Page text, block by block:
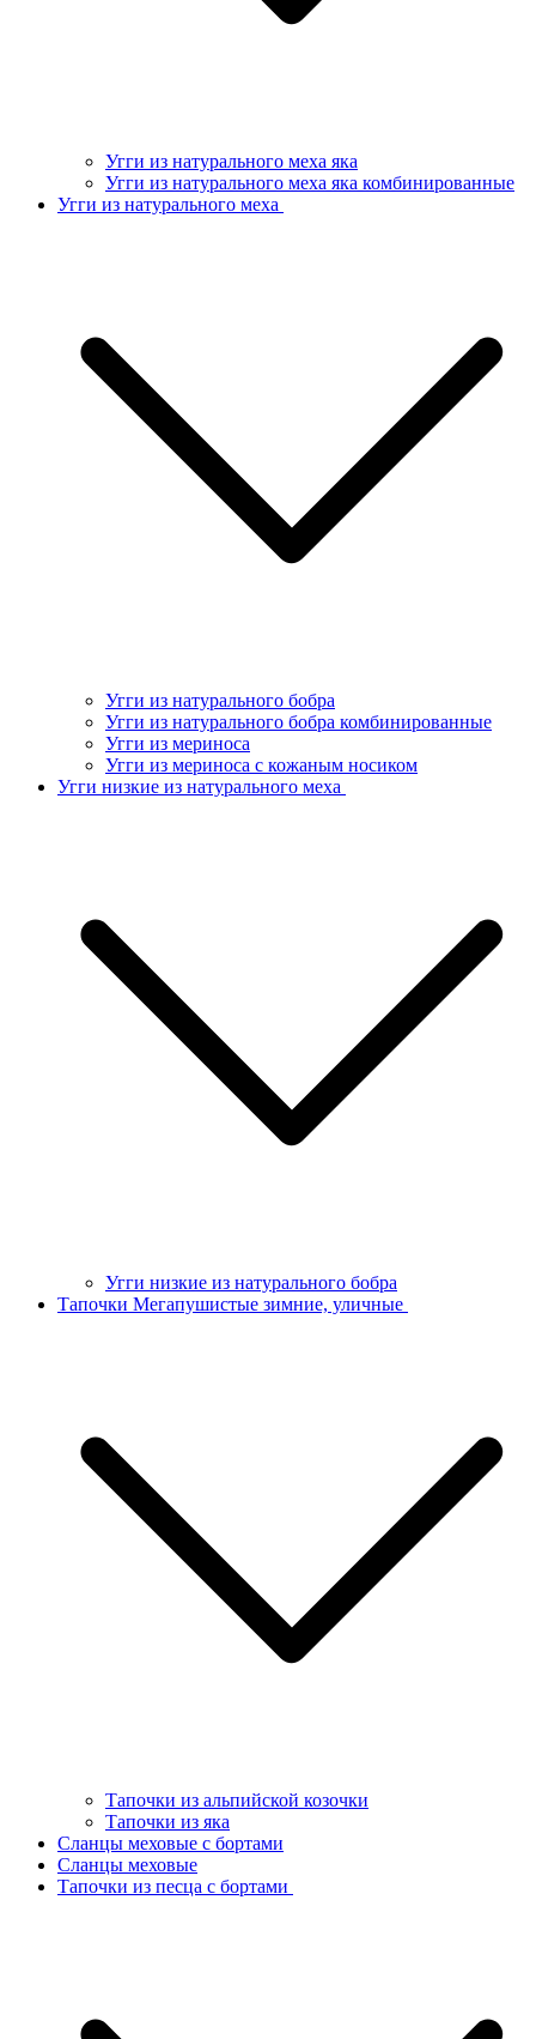
Угги из натурального меха яка
Угги из натурального меха яка комбинированные
Угги из натурального меха
Угги из натурального бобра
Угги из натурального бобра комбинированные
Угги из мериноса
Угги из мериноса с кожаным носиком
Угги низкие из натурального меха
Угги низкие из натурального бобра
Тапочки Мегапушистые зимние, уличные
Тапочки из альпийской козочки
Тапочки из яка
Сланцы меховые с бортами
Сланцы меховые
Тапочки из песца с бортами